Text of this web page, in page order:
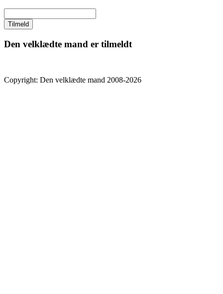
Den velklædte mand er tilmeldt
Copyright: Den velklædte mand 2008-2026